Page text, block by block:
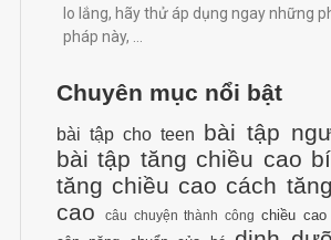
lo lắng, hãy thử áp dụng ngay những
pháp này, ...
Chuyên mục nổi bật
bài tập cho teen bài tập
bài tập tăng chiều cao
tăng chiều cao cách
cao
câu chuyện thành công chiều cao